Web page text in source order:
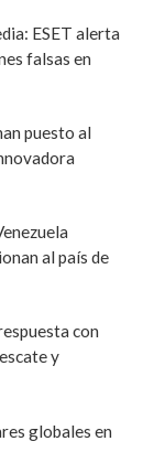
ESET alerta
falsas en
puesto al
al país de
con
y
globales en